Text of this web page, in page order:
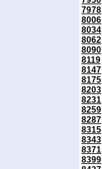
7978
8006
8034
8062
8090
8119
8147
8175
8203
8231
8259
8287
8315
8343
8371
8399